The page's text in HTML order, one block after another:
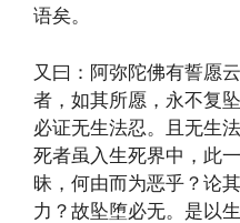
语矣。
又曰：阿弥陀佛有誓愿
者，如其所愿，永不复
必证无生法忍。且无生
死者虽入生死界中，此
昧，何由而为恶乎？论
力？故坠堕必无。是以